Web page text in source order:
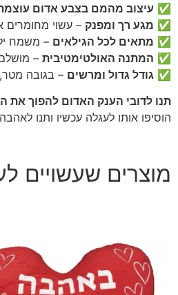
✅ עיצוב מהמם בצבע אדום
✅ מגע רך ומפנק – עשוי מחומרים
✅ מתאים לכל הגילאים – משמח
✅ המתנה האולטימטיבית –
✅ גודל גדול ומרשים – בגובה
תנו לדובי הענק האדום להפוך את
הוסיפו אותו לעגלה עכשיו ותנו
מוצרים שעשויים